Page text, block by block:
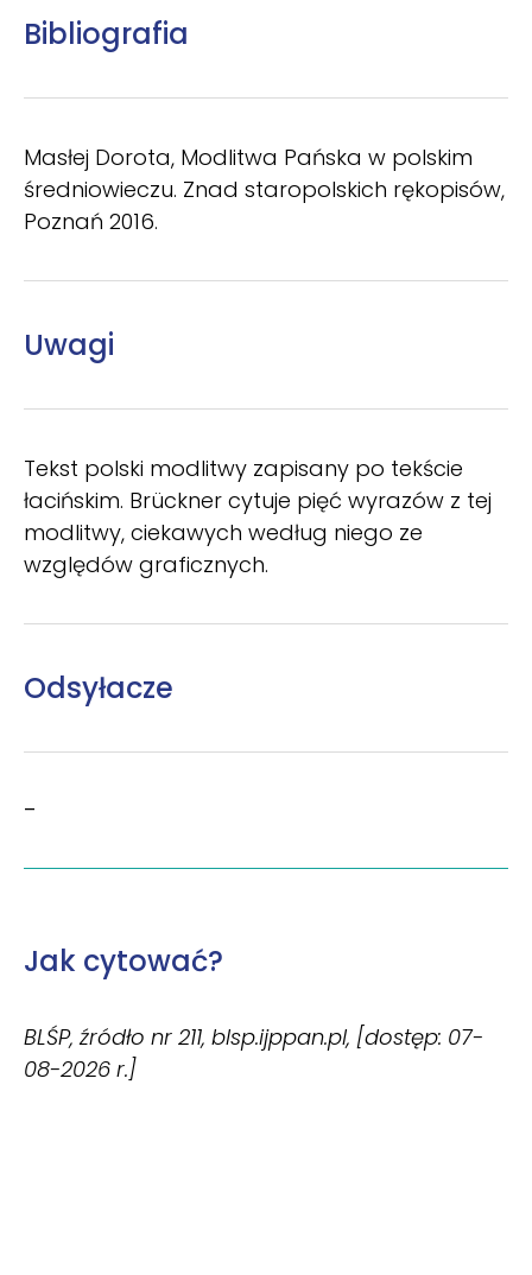
Bibliografia
Masłej Dorota, Modlitwa Pańska w polskim
średniowieczu. Znad staropolskich rękopisów,
Poznań 2016.
Uwagi
Tekst polski modlitwy zapisany po tekście
łacińskim. Brückner cytuje pięć wyrazów z tej
modlitwy, ciekawych według niego ze
względów graficznych.
Odsyłacze
–
Jak cytować?
BLŚP, źródło nr 211, blsp.ijppan.pl, [dostęp: 07-
08-2026 r.]